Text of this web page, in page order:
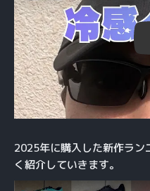
2025年に購入した新作ラ
く紹介していきます。